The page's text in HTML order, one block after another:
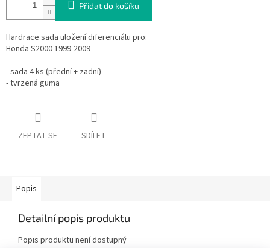
Přidat do košíku
Hardrace sada uložení diferenciálu pro:
Honda S2000 1999-2009
- sada 4 ks (přední + zadní)
- tvrzená guma
ZEPTAT SE SDÍLET
Popis
Detailní popis produktu
Popis produktu není dostupný